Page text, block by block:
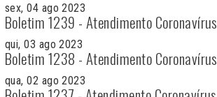
sex, 04 ago 2023
Boletim 1239 - Atendimento Coronavírus
qui, 03 ago 2023
Boletim 1238 - Atendimento Coronavírus
qua, 02 ago 2023